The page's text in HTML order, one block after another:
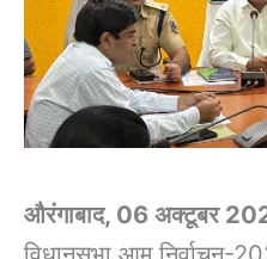
औरंगाबाद, 06 अक्टूबर